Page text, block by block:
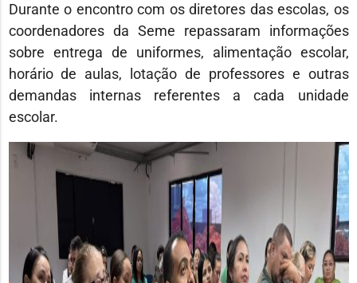
Durante o encontro com os diretores das escolas, os
coordenadores da Seme repassaram informações
sobre entrega de uniformes, alimentação escolar,
horário de aulas, lotação de professores e outras
demandas internas referentes a cada unidade
escolar.